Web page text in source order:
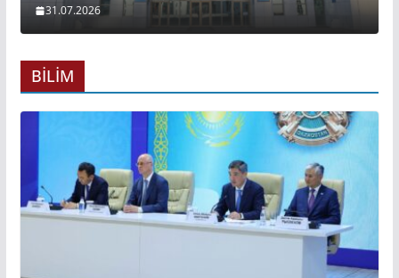
31.07.2026
BİLİM